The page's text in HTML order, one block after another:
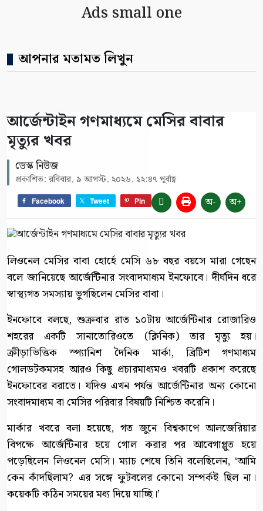
Ads small one
আপনার মতামত লিখুন
আর্জেন্টাইন গণমাধ্যমে মেসির বাবার
মৃত্যুর খবর
ডেস্ক নিউজ
প্রকাশিত: রবিবার, ৯ আগস্ট, ২০২৬, ১২:৪৭ পূর্বাহ্ণ
Facebook Tweet Pin অ- অ+
লিওনেল মেসির বাবা হোর্হে মেসি ৬৮ বছর বয়সে মারা গেছেন
বলে জানিয়েছে আর্জেন্টিনার সংবাদমাধ্যম ইনফোবে। দীর্ঘদিন ধরে
স্বাস্থ্যগত সমস্যায় ভুগছিলেন মেসির বাবা।
ইনফোবে বলছে, শুক্রবার রাত ১০টায় আর্জেন্টিনার রোজারিও
শহরের একটি সানাতোরিওতে (ক্লিনিক) তার মৃত্যু হয়।
ক্রীড়াভিত্তিক স্প্যানিশ দৈনিক মার্কা, ব্রিটিশ গণমাধ্যম
গোলডটকমসহ আরও কিছু প্রচারমাধ্যমও খবরটি প্রকাশ করেছে
ইনফোবের বরাতে। যদিও এখন পর্যন্ত আর্জেন্টিনার অন্য কোনো
সংবাদমাধ্যম বা মেসির পরিবার বিষয়টি নিশ্চিত করেনি।
মার্কার খবরে বলা হয়েছে, গত জুনে বিশ্বকাপে আলজেরিয়ার
বিপক্ষে আর্জেন্টিনার হয়ে গোল করার পর আবেগাপ্লুত হয়ে
পড়েছিলেন লিওনেল মেসি। ম্যাচ শেষে তিনি বলেছিলেন, ‘আমি
কেন কাঁদছিলাম? এর সঙ্গে ফুটবলের কোনো সম্পর্কই ছিল না।
কয়েকটি কঠিন সময়ের মধ্য দিয়ে যাচ্ছি।’